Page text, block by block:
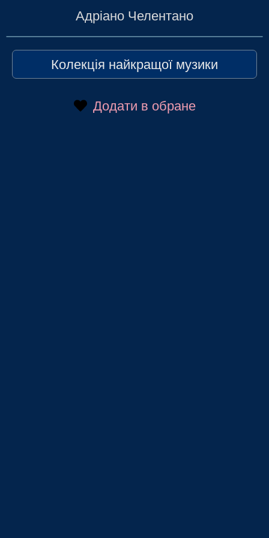
Адріано Челентано
Колекція найкращої музики
Додати в обране